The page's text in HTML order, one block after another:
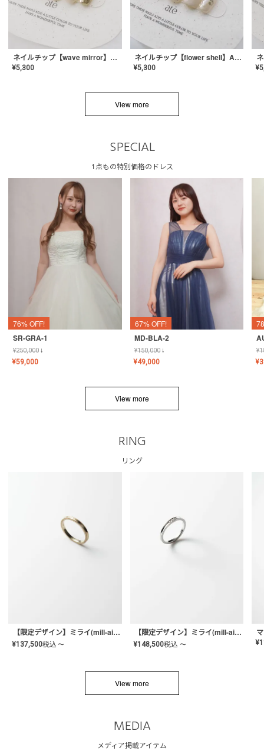
ネイルチップ【wave mirror】AE-CONA-04
¥5,300
ネイルチップ【flower shell】AE-CONA-03
¥5,300 ¥
View more
SPECIAL
1点もの特別価格のドレス
76% OFF!
SR-GRA-1
¥250,000↓
¥59,000
67% OFF!
MD-BLA-2
¥150,000↓
¥49,000
¥
¥
View more
RING
リング
【限定デザイン】ミライ(mill-ai)リング
¥137,500税込 〜
【限定デザイン】ミライ(mill-ai)リング
¥148,500税込 〜 ¥
View more
MEDIA
メディア掲載アイテム